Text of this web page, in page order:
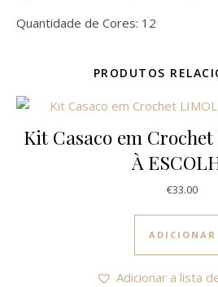
Quantidade de Cores: 12
PRODUTOS
Kit Casaco em
À
€33.00
ADICIONAR
Adicionar a lista